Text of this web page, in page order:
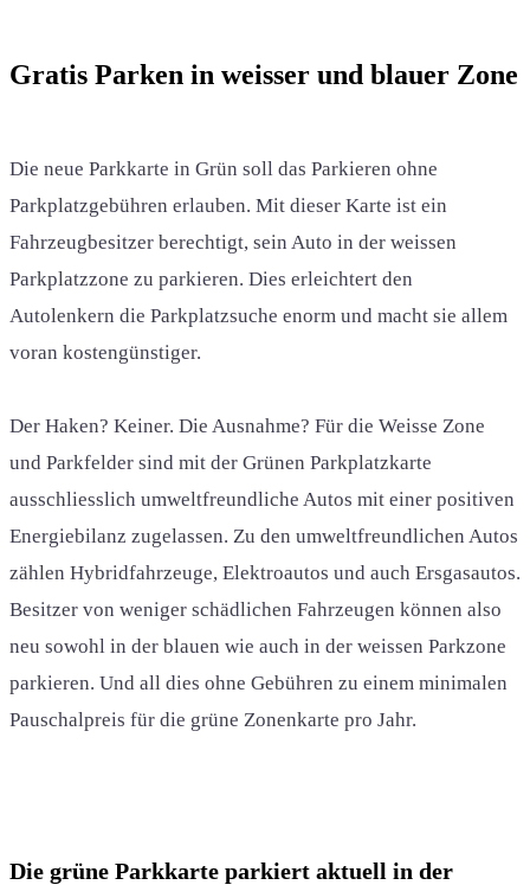
Gratis Parken in weisser und blauer Zone
Die neue Parkkarte in Grün soll das Parkieren ohne
Parkplatzgebühren erlauben. Mit dieser Karte ist ein
Fahrzeugbesitzer berechtigt, sein Auto in der weissen
Parkplatzzone zu parkieren. Dies erleichtert den
Autolenkern die Parkplatzsuche enorm und macht sie allem
voran kostengünstiger.
Der Haken? Keiner. Die Ausnahme? Für die Weisse Zone
und Parkfelder sind mit der Grünen Parkplatzkarte
ausschliesslich umweltfreundliche Autos mit einer positiven
Energiebilanz zugelassen. Zu den umweltfreundlichen Autos
zählen Hybridfahrzeuge, Elektroautos und auch Ersgasautos.
Besitzer von weniger schädlichen Fahrzeugen können also
neu sowohl in der blauen wie auch in der weissen Parkzone
parkieren. Und all dies ohne Gebühren zu einem minimalen
Pauschalpreis für die grüne Zonenkarte pro Jahr.
Die grüne Parkkarte parkiert aktuell in der